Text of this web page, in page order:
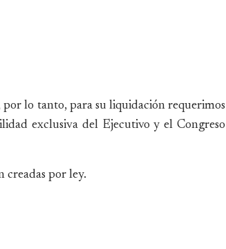
por lo tanto, para su liquidación requerimos
exclusiva del Ejecutivo y el Congreso
creadas por ley.